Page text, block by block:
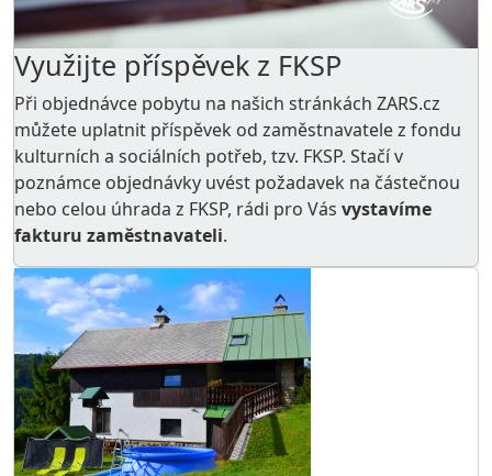
Využijte příspěvek z FKSP
Při objednávce pobytu na našich stránkách ZARS.cz
můžete uplatnit příspěvek od zaměstnavatele z fondu
kulturních a sociálních potřeb, tzv. FKSP. Stačí v
poznámce objednávky uvést požadavek na částečnou
nebo celou úhrada z FKSP, rádi pro Vás vystavíme
fakturu zaměstnavateli.